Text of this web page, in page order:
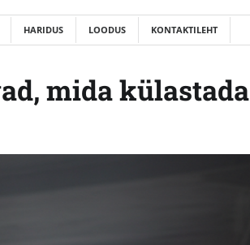
HARIDUS LOODUS KONTAKTILEHT
mida külastada